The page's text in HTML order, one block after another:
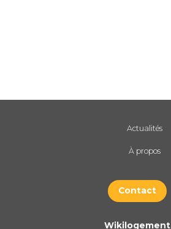
Actualités
À propos
Contact
Wikilogement